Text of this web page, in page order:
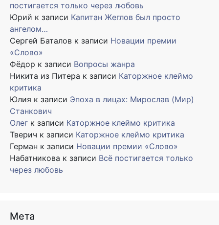
постигается только через любовь
Юрий к записи Капитан Жеглов был просто
ангелом…
Сергей Баталов к записи Новации премии
«Слово»
Фёдор к записи Вопросы жанра
Никита из Питера к записи Каторжное клеймо
критика
Юлия к записи Эпоха в лицах: Мирослав (Мир)
Станкович
Олег к записи Каторжное клеймо критика
Тверич к записи Каторжное клеймо критика
Герман к записи Новации премии «Слово»
Набатникова к записи Всё постигается только
через любовь
Мета